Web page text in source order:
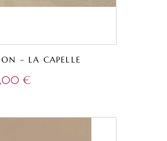
– LA CAPELLE
€